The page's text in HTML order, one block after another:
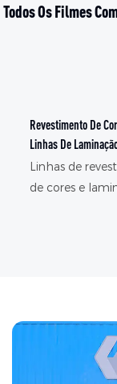
Todos Os Filmes
Revestimento De
Linhas De
Coberturas E
Linha De
Linhas de
de cores e
revestimento
polivinilideno,